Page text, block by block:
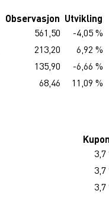
Observasjon Utvikling
561,50
-4,05 %
213,20
6,92 %
135,90
-6,66 %
68,46 11,09 %
3,7
3,7
3,7